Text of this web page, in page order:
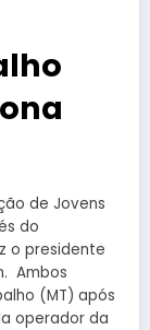
de Jovens
do
o presidente
Ambos
(MT) após
operador da